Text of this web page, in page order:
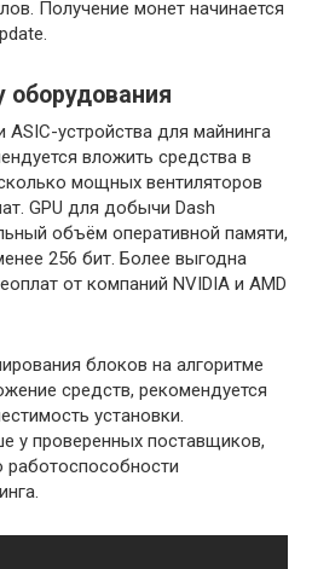
Получение монет начинается
устройства для майнинга
вложить средства в
мощных вентиляторов
GPU для добычи Dash
объём оперативной памяти,
256 бит. Более выгодна
от компаний NVIDIA и AMD
блоков на алгоритме
средств, рекомендуется
установки.
у проверенных поставщиков,